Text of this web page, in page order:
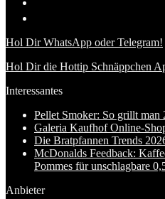
Hol Dir WhatsApp oder Telegram!
Hol Dir die Hottip Schnäppchen
Interessantes
Pellet Smoker: So grillt man
Galeria Kaufhof Online-
Die Bratpfannen Trends
McDonalds Feedback:
Pommes für unschlagbare
Anbieter